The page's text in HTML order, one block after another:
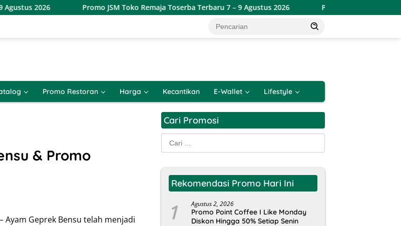
Promo JSM Toko Remaja Toserba Terbaru 7 – 9 Agustus 2026 Promo Lotte Grosir Weekend
Promo Restoran Harga Kecantikan E-Wallet Lifestyle
& Promo
Ayam Geprek Bensu telah menjadi
Cari Promosi
Cari
untuk:
Rekomendasi Promo Hari Ini
1 Agustus 2, 2026
Promo Point Coffee I Like Monday
Diskon Hingga 50% Setiap Senin